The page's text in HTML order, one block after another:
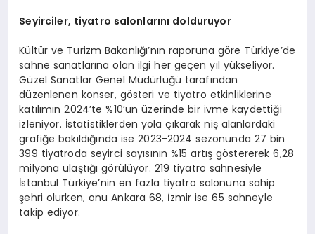
Seyirciler, tiyatro salonlarını dolduruyor
Kültür ve Turizm Bakanlığı’nın raporuna göre Türkiye’de
sahne sanatlarına olan ilgi her geçen yıl yükseliyor.
Güzel Sanatlar Genel Müdürlüğü tarafından
düzenlenen konser, gösteri ve tiyatro etkinliklerine
katılımın 2024’te %10’un üzerinde bir ivme kaydettiği
izleniyor. İstatistiklerden yola çıkarak niş alanlardaki
grafiğe bakıldığında ise 2023-2024 sezonunda 27 bin
399 tiyatroda seyirci sayısının %15 artış göstererek 6,28
milyona ulaştığı görülüyor. 219 tiyatro sahnesiyle
İstanbul Türkiye’nin en fazla tiyatro salonuna sahip
şehri olurken, onu Ankara 68, İzmir ise 65 sahneyle
takip ediyor.